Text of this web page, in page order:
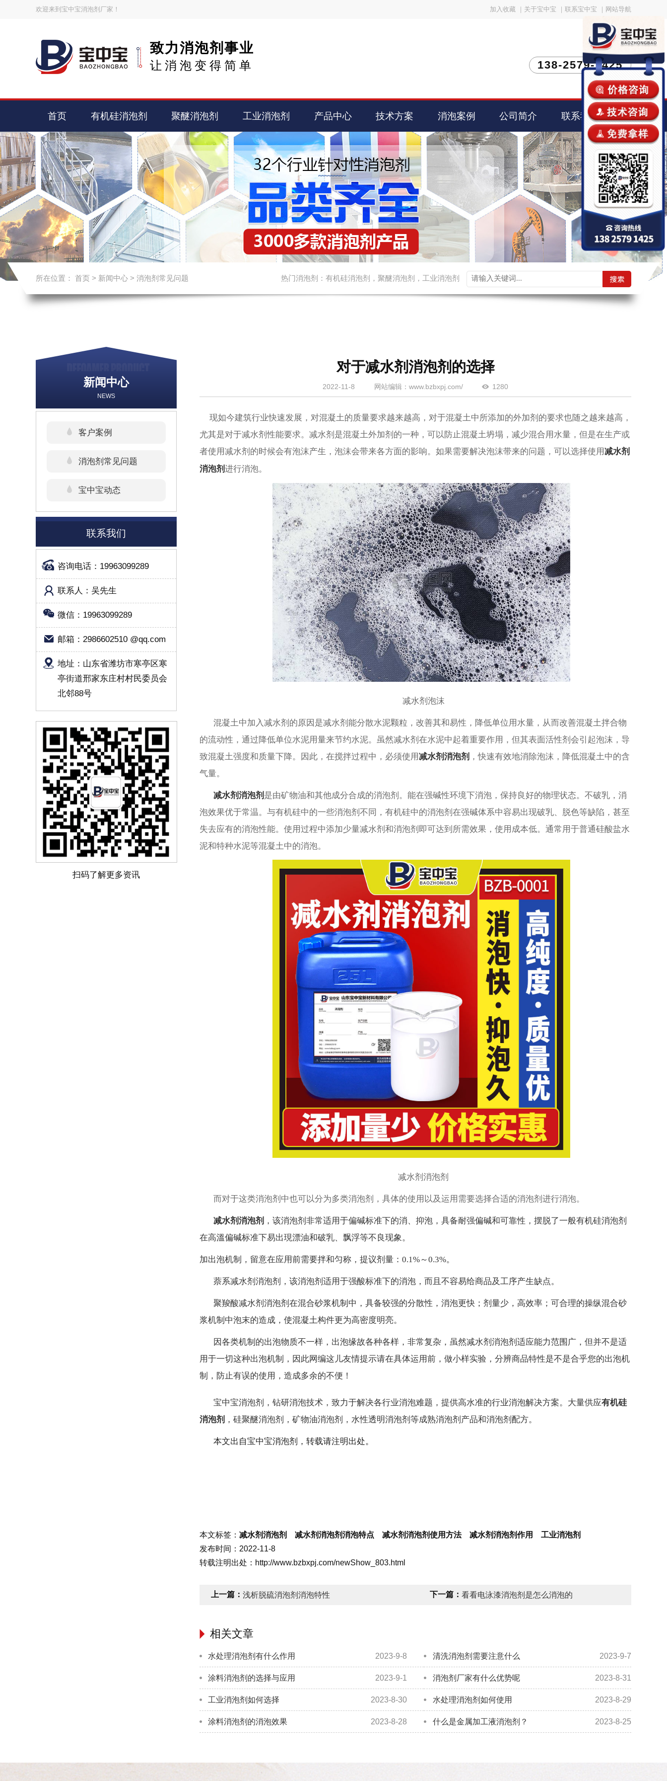
欢迎来到宝中宝消泡剂厂家！ 加入收藏 关于宝中宝 联系宝中宝 网站导航
致力消泡剂事业
让消泡变得简单 138-2579-1425
首页 有机硅消泡剂 聚醚消泡剂 工业消泡剂 产品中心 技术方案 消泡案例 公司简介 联系我们
所在位置： 首页 > 新闻中心 > 消泡剂常见问题 热门消泡剂： 有机硅消泡剂 ， 聚醚消泡剂 ， 工业消泡剂
新闻中心
NEWS
客户案例
消泡剂常见问题
宝中宝动态
联系我们
咨询电话：19963099289
联系人：吴先生
微信：19963099289
邮箱：2986602510 @qq.com
地址：山东省潍坊市寒亭区寒
亭街道邢家东庄村村民委员会
北邻88号
扫码了解更多资讯
对于减水剂消泡剂的选择
2022-11-8 网站编辑：www.bzbxpj.com/ 1280
现如今建筑行业快速发展，对混凝土的质量要求越来越高，对于混凝土中所添加的外加剂的要求也随之越来越高，
尤其是对于减水剂性能要求。 减水剂是混凝土外加剂的一种，可以防止混凝土坍塌，减少混合用水量 ， 但是在生产或
者使用减水剂的时候会有泡沫产生，泡沫会带来各方面的影响。如果需要解决泡沫带来的问题，可以选择使用减水剂
消泡剂进行消泡。
减水剂泡沫
混凝土中加入减水剂的原因是减水剂能分散水泥颗粒，改善其和易性，降低单位用水量，从而改善混凝土拌合物
的流动性，通过降低单位水泥用量来节约水泥。虽然减水剂在水泥中起着重要作用，但其表面活性剂会引起泡沫，导
致混凝土强度和质量下降。因此，在搅拌过程中，必须使用减水剂消泡剂 ，快速有效地消除泡沫，降低混凝土中的含
气量。
减水剂消泡剂 是由矿物油和其他成分合成的消泡剂。能在强碱性环境下消泡，保持良好的物理状态。不破乳，消
泡效果优于常温。与有机硅中的一些消泡剂不同，有机硅中的消泡剂在强碱体系中容易出现破乳、脱色等缺陷，甚至
失去应有的消泡性能。使用过程中添加少量减水剂和消泡剂即可达到所需效果，使用成本低。通常用于普通硅酸盐水
泥和特种水泥等混凝土中的消泡。
减水剂消泡剂
而对于这类消泡剂中也可以分为多类消泡剂，具体的使用以及运用需要选择合适的消泡剂进行消泡。
减水剂消泡剂 ， 该消泡剂非常适用于偏碱标准下的消、抑泡，具备耐强偏碱和可靠性，摆脱了一般有机硅消泡剂
在高溫偏碱标准下易出現漂油和破乳、飘浮等不良现象。
加出泡机制，留意在应用前需要拌和匀称，提议剂量： 0.1%～0.3%。
萘系减水剂消泡剂 ， 该消泡剂适用于强酸标准下的消泡，而且不容易给商品及工序产生缺点。
聚羧酸减水剂消泡剂在混合砂浆机制中，具备较强的分散性，消泡更快；剂量少，高效率；可合理的操纵混合砂
浆机制中泡末的造成，使混凝土构件更为高密度明亮。
因各类机制的出泡物质不一样，出泡缘故各种各样，非常复杂，虽然减水剂消泡剂适应能力范围广，但并不是适
用于一切这种出泡机制，因此网编这儿友情提示请在具体运用前，做小样实验，分辨商品特性是不是合乎您的出泡机
制，防止有误的使用，造成多余的不便！
宝中宝消泡剂，钻研消泡技术，致力于解决各行业消泡难题，提供高水准的行业消泡解决方案。大量供应有机硅
消泡剂 ，硅聚醚消泡剂，矿物油消泡剂，水性透明消泡剂等成熟消泡剂产品和消泡剂配方。
本文出自宝中宝消泡剂，转载请注明出处。
本文标签： 减水剂消泡剂 减水剂消泡剂消泡特点 减水剂消泡剂使用方法 减水剂消泡剂作用 工业消泡剂
发布时间：2022-11-8
转载注明出处：http://www.bzbxpj.com/newShow_803.html
上一篇： 浅析脱硫消泡剂消泡特性 下一篇：看看电泳漆消泡剂是怎么消泡的
相关文章
水处理消泡剂有什么作用 2023-9-8 清洗消泡剂需要注意什么 2023-9-7
涂料消泡剂的选择与应用 2023-9-1 消泡剂厂家有什么优势呢 2023-8-31
工业消泡剂如何选择 2023-8-30 水处理消泡剂如何使用 2023-8-29
涂料消泡剂的消泡效果 2023-8-28 什么是金属加工液消泡剂？ 2023-8-25